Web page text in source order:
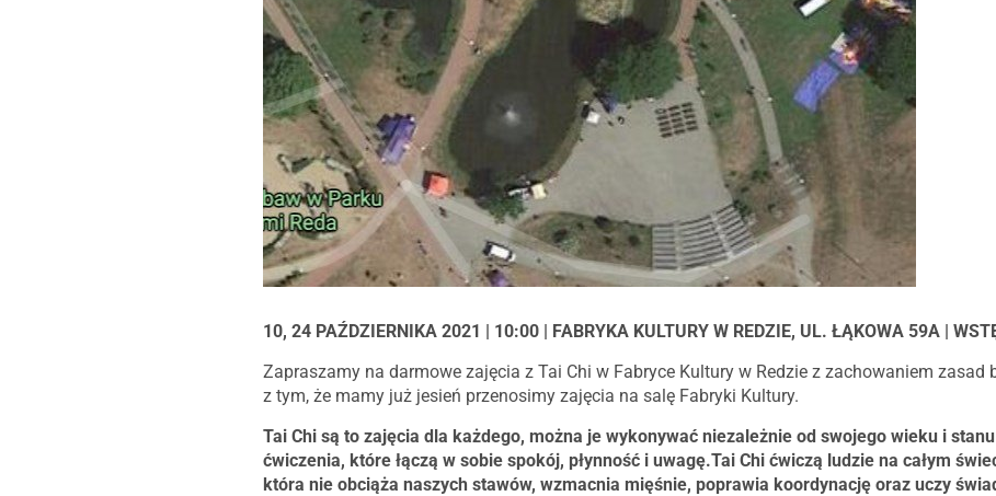
10, 24 PAŹDZIERNIKA 2021 | 10:00 | FABRYKA KULTURY W REDZIE, UL. ŁĄKOWA 59A |
Zapraszamy na darmowe zajęcia z Tai Chi w Fabryce Kultury w Redzie z zachowaniem zasad
z tym, że mamy już jesień przenosimy zajęcia na salę Fabryki Kultury.
Tai Chi są to zajęcia dla każdego, można je wykonywać niezależnie od swojego wieku i
ćwiczenia, które łączą w sobie spokój, płynność i uwagę.Tai Chi ćwiczą ludzie na całym
która nie obciąża naszych stawów, wzmacnia mięśnie, poprawia koordynację oraz uczy